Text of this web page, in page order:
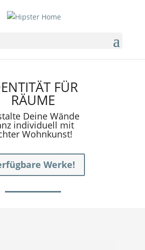
FÜR
RÄUME
Deine Wände
individuell mit
Wohnkunst!
Werke!